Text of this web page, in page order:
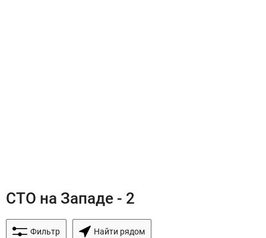
СТО на Западе - 2
Фильтр Найти рядом